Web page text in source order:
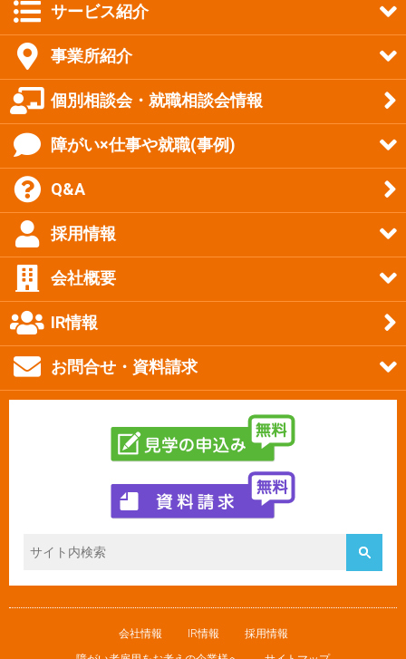
サービス紹介
事業所紹介
個別相談会・就職相談会情報
障がい×仕事や就職(事例)
Q&A
採用情報
会社概要
IR情報
お問合せ・資料請求
会社情報 IR情報
採用情報